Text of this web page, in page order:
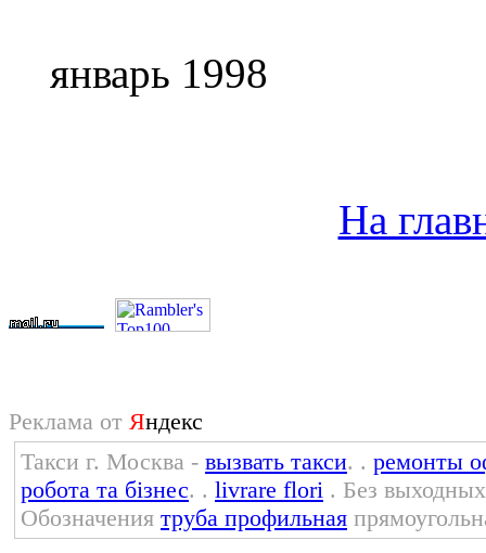
январь 1998
На
Реклама от Яндекс
Такси г. Москва - вызвать такси. . ремонты
робота та бізнес. . livrare flori . Без
Обозначения труба профильная